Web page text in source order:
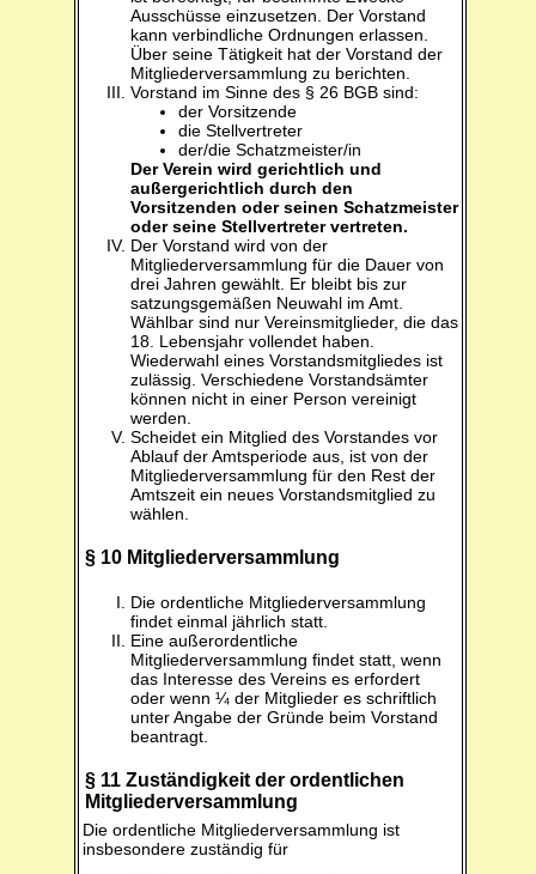
Ausschüsse einzusetzen. Der Vorstand
kann verbindliche Ordnungen erlassen.
Über seine Tätigkeit hat der Vorstand der
Mitgliederversammlung zu berichten.
Vorstand im Sinne des § 26 BGB sind:
der Vorsitzende
die Stellvertreter
der/die Schatzmeister/in
Der Verein wird gerichtlich und
außergerichtlich durch den
Vorsitzenden oder seinen Schatzmeister
oder seine Stellvertreter vertreten.
Der Vorstand wird von der
Mitgliederversammlung für die Dauer von
drei Jahren gewählt. Er bleibt bis zur
satzungsgemäßen Neuwahl im Amt.
Wählbar sind nur Vereinsmitglieder, die das
18. Lebensjahr vollendet haben.
Wiederwahl eines Vorstandsmitgliedes ist
zulässig. Verschiedene Vorstandsämter
können nicht in einer Person vereinigt
werden.
Scheidet ein Mitglied des Vorstandes vor
Ablauf der Amtsperiode aus, ist von der
Mitgliederversammlung für den Rest der
Amtszeit ein neues Vorstandsmitglied zu
wählen.
§ 10 Mitgliederversammlung
Die ordentliche Mitgliederversammlung
findet einmal jährlich statt.
Eine außerordentliche
Mitgliederversammlung findet statt, wenn
das Interesse des Vereins es erfordert
oder wenn ¼ der Mitglieder es schriftlich
unter Angabe der Gründe beim Vorstand
beantragt.
§ 11 Zuständigkeit der ordentlichen
Mitgliederversammlung
Die ordentliche Mitgliederversammlung ist
insbesondere zuständig für